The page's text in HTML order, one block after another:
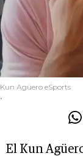
Kun Agüero eSports
.
El Kun